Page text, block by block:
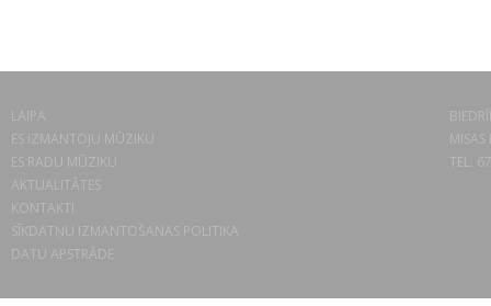
LAIPA
ES IZMANTOJU MŪZIKU
ES RADU MŪZIKU
AKTUALITĀTES
KONTAKTI
SĪKDATŅU IZMANTOŠANAS POLITIKA
DATU APSTRĀDE
TEL.